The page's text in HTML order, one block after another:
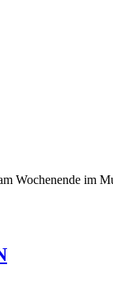
Wochenende im